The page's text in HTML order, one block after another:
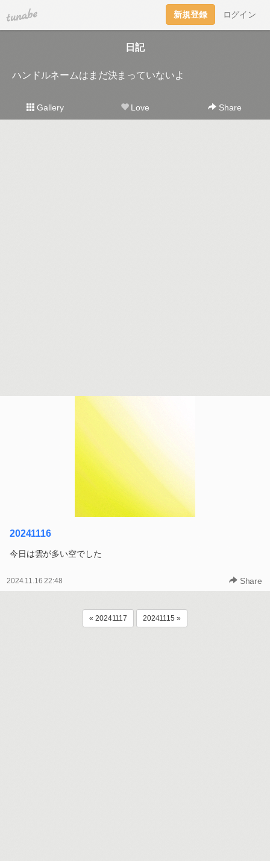
tuna.be 新規登録 ログイン
日記
ハンドルネームはまだ決まっていないよ
Gallery Love Share
20241116
今日は雲が多い空でした
2024.11.16 22:48 Share
« 20241117 20241115 »